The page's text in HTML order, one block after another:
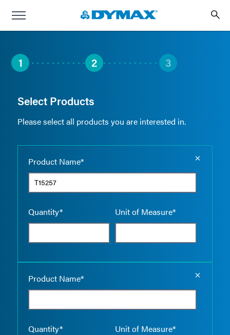
1 2 3
Select Products
Please select all products you are interested in.
Product Name*
Quantity* Unit of Measure*
Product Name*
Quantity* Unit of Measure*